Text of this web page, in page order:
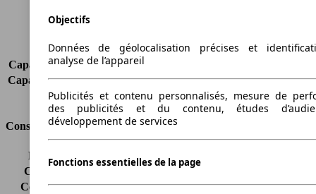
Portes
Charge sur toit
-
Capacité de remorquage (sans freins)
Capacité de remorquage (avec freins) -
Volume du coffre
-
Consommation
Émissions de CO2*
178 g/km (komb.)
Consommation (ville)
Consommation (route)
-
Objectifs
Données de géolocalisation précises et
analyse de l’appareil
Publicités et contenu personnalisés, mesure de
des publicités et du contenu, études
développement de services
Fonctions essentielles de la page